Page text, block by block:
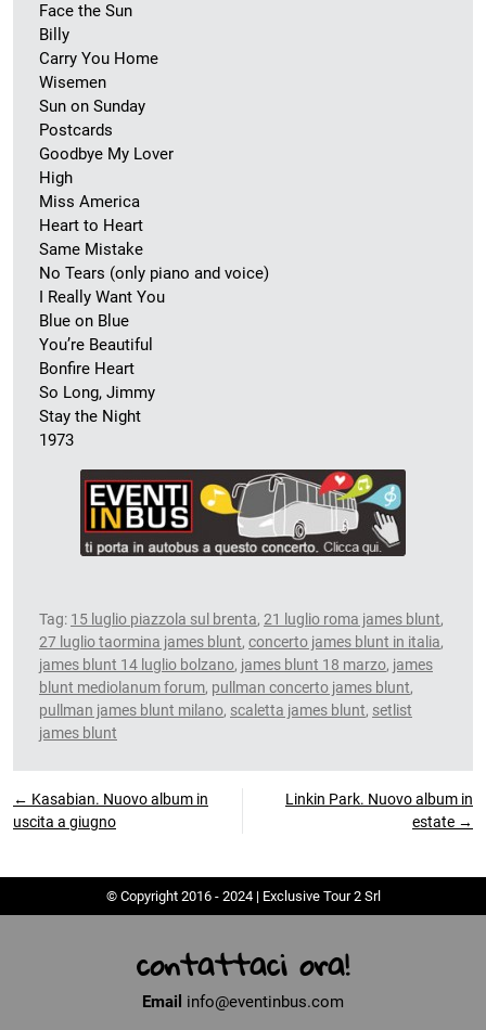
Face the Sun
Billy
Carry You Home
Wisemen
Sun on Sunday
Postcards
Goodbye My Lover
High
Miss America
Heart to Heart
Same Mistake
No Tears (only piano and voice)
I Really Want You
Blue on Blue
You’re Beautiful
Bonfire Heart
So Long, Jimmy
Stay the Night
1973
Tag: 15 luglio piazzola sul brenta, 21 luglio roma james blunt,
27 luglio taormina james blunt, concerto james blunt in italia,
james blunt 14 luglio bolzano, james blunt 18 marzo, james
blunt mediolanum forum, pullman concerto james blunt,
pullman james blunt milano, scaletta james blunt, setlist
james blunt
← Kasabian. Nuovo album in
uscita a giugno
Linkin Park. Nuovo album in
estate →
© Copyright 2016 - 2024 | Exclusive Tour 2 Srl
contattaci ora!
Email info@eventinbus.com